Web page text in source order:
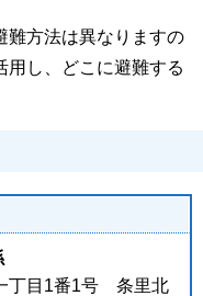
難方法は異なりますの
用し、どこに避難する
丁目1番1号 条里北